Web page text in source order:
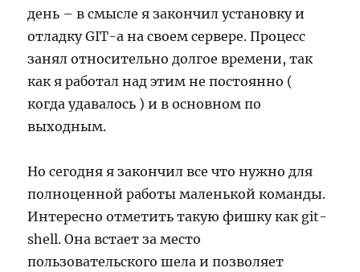
день – в смысле я закончил установку и
отладку GIT-а на своем сервере. Процесс
занял относительно долгое времени, так
как я работал над этим не постоянно (
когда удавалось ) и в основном по
выходным.
Но сегодня я закончил все что нужно для
полноценной работы маленькой команды.
Интересно отметить такую фишку как git-
shell. Она встает за место
пользовательского шела и позволяет